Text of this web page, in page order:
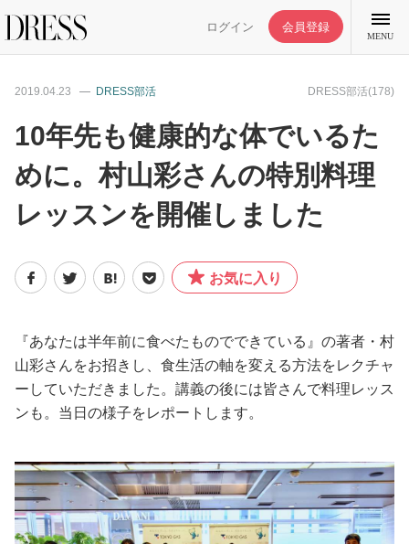
ログイン 会員登録
MENU
特集記事
DRESS部活
ライフスタイル
ファッション
恋愛/結婚/離婚
ワークスタイル
2019.04.23 DRESS部活 DRESS部活(178)
10年先も健康的な体でいるた
めに。村山彩さんの特別料理
レッスンを開催しました
お気に入り
『あなたは半年前に食べたものでできている』の著者・村
山彩さんをお招きし、食生活の軸を変える方法をレクチャ
ーしていただきました。講義の後には皆さんで料理レッス
ンも。当日の様子をレポートします。